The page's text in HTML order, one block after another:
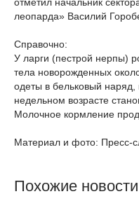
леопарда» Василий
Справочно:
У ларги (пестрой нерпы)
тела новорожденных
одеты в бельковый
недельном возрасте
Молочное кормление
Материал и фото: Пресс-
Похожие новости